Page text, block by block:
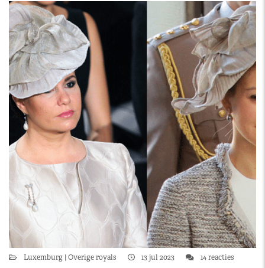
Luxemburg Overige royals 13 jul 2023 14 reacties